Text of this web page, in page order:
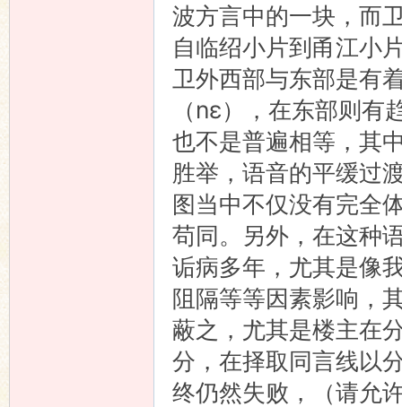
波方言中的一块，而
自临绍小片到甬江小
卫外西部与东部是有
（nɛ），在东部则
也不是普遍相等，其
胜举，语音的平缓过
图当中不仅没有完全
苟同。另外，在这种
诟病多年，尤其是像
阻隔等等因素影响，
蔽之，尤其是楼主在
分，在择取同言线以
终仍然失败，（请允